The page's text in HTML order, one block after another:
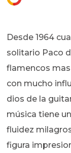
Desde 1964
solitario Paco
flamencos
con mucho
dios de la
música tiene
fluidez
figura